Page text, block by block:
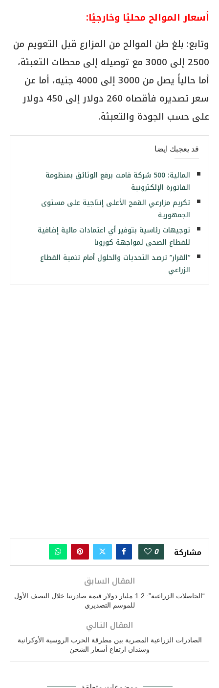
أسعار الموالح محليًا وخارجيًا:
وتابع: بلغ طن الموالح من المزارع قبل التعويم من
2500 إلى 3000 مع توصيله إلى محطات التعبئة،
أما حالياً يصل من 3000 إلى 4000 جنيه، أما عن
سعر تصديره فأقصاه 260 دولار إلى 450 دولار
على حسب الجودة والتعبئة.
قد يعجبك ايضا
المالية: 500 شركة قامت برفع الوثائق بمنظومة
الفاتورة الإلكترونية
تكريم مزارعي القمح الأعلى إنتاجية على مستوى
الجمهورية
توجيهات رئاسية بتوفير أي اعتمادات مالية إضافية
للقطاع الصحى لمواجهة كورونا
“القرار” ترصد التحديات والحلول أمام تنمية القطاع
الزراعي
مشاركة 0
المقال السابق
“الحاصلات الزراعية”: 1.2 مليار دولار قيمة صادرتنا خلال النصف الأول
للموسم التصديري
المقال التالي
الصادرات الزراعية المصرية بين مطرقة الحرب الروسية الأوكرانية
وسندان ارتفاع أسعار الشحن